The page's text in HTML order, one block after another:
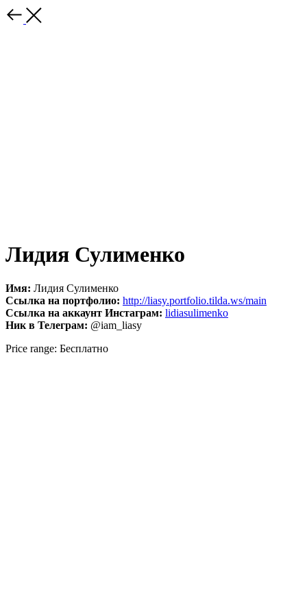
Лидия Сулименко
Имя: Лидия Сулименко
Ссылка на портфолио: http://liasy.portfolio.tilda.ws/main
Ссылка на аккаунт Инстаграм: lidiasulimenko
Ник в Телеграм: @iam_liasy
Price range: Бесплатно